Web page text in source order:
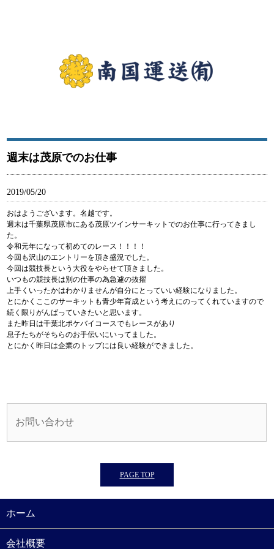
週末は茂原でのお仕事
2019/05/20
おはようございます。名越です。
週末は千葉県茂原市にある茂原ツインサーキットでのお仕事に行ってきまし
た。
令和元年になって初めてのレース！！！！
今回も沢山のエントリーを頂き盛況でした。
今回は競技長という大役をやらせて頂きました。
いつもの競技長は別の仕事の為急遽の抜擢
上手くいったかはわかりませんが自分にとっていい経験になりました。
とにかくここのサーキットも青少年育成という考えにのってくれていますので
続く限りがんばっていきたいと思います。
また昨日は千葉北ポケバイコースでもレースがあり
息子たちがそちらのお手伝いにいってました。
とにかく昨日は企業のトップには良い経験ができました。
お問い合わせ
PAGE TOP
ホーム
会社概要